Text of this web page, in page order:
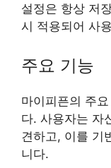
설정은 항상 저
시 적용되어 사
주요 기능
마이피픈의 주
다. 사용자는 자
견하고, 이를 기
니다.